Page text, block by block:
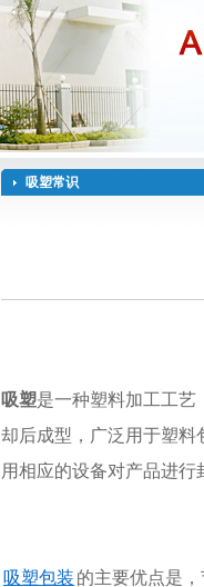
吸塑常识
吸塑是一种塑料加工工艺
却后成型，广泛用于塑料
用相应的设备对产品进行
吸塑包装 的主要优点是